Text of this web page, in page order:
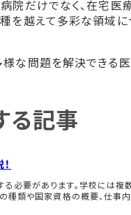
院だけでなく、在宅医
種を越えて多彩な領域
な問題を解決できる
る記事
必要があります。学校には複
種類や国家資格の概要、仕事